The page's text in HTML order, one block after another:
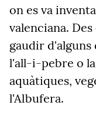
on es va
valenciana.
gaudir d'alguns
l'all-i-pebre o la
aquàtiques,
l'Albufera.